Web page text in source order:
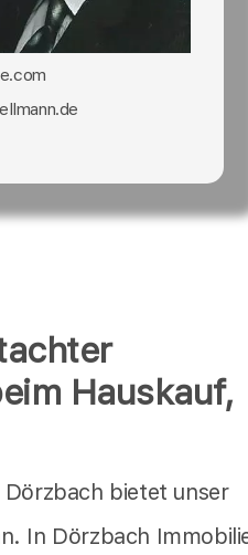
Hauskauf,
bietet unser
In Dörzbach